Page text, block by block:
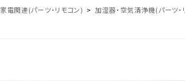
CORELLE
ご注文後のキャンセ
家電関連(パーツ・リモコン) 加湿器・空気清浄機(パーツ・